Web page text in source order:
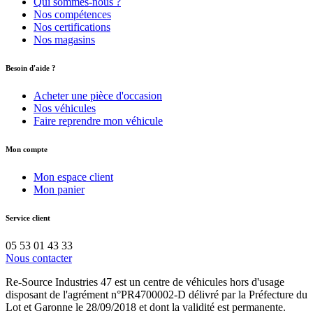
Nos compétences
Nos certifications
Nos magasins
Besoin d'aide ?
Acheter une pièce d'occasion
Nos véhicules
Faire reprendre mon véhicule
Mon compte
Mon espace client
Mon panier
Service client
05 53 01 43 33
Nous contacter
Re-Source Industries 47 est un centre de véhicules hors d'usage
disposant de l'agrément n°PR4700002-D délivré par la Préfecture du
Lot et Garonne le 28/09/2018 et dont la validité est permanente.